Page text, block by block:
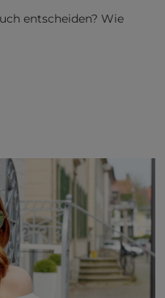
entscheiden? Wie